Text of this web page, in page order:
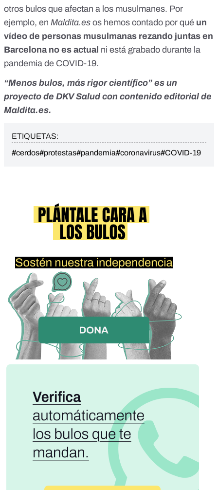
otros bulos que afectan a los musulmanes. Por
ejemplo, en Maldita.es os hemos contado por qué un
vídeo de personas musulmanas rezando juntas en
Barcelona no es actual ni está grabado durante la
pandemia de COVID-19.
“Menos bulos, más rigor científico” es un
proyecto de DKV Saludcon contenido editorial de
Maldita.es.
ETIQUETAS:
#cerdos#protestas#pandemia#coronavirus#COVID-19